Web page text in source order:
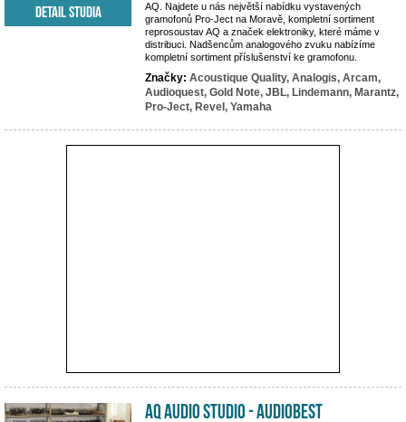
AQ. Najdete u nás největší nabídku vystavených
gramofonů Pro-Ject na Moravě, kompletní sortiment
reprosoustav AQ a značek elektroniky, které máme v
distribuci. Nadšencům analogového zvuku nabízíme
kompletní sortiment příslušenství ke gramofonu.
Značky: Acoustique Quality, Analogis, Arcam,
Audioquest, Gold Note, JBL, Lindemann, Marantz,
Pro-Ject, Revel, Yamaha
Detail studia
AQ Audio Studio - Audiobest